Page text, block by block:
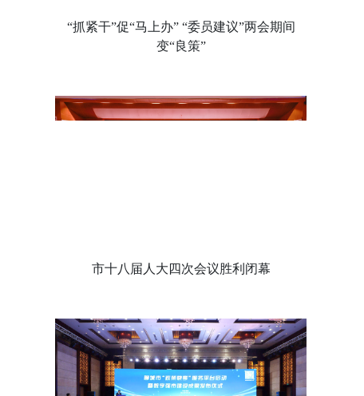
“抓紧干”促“马上办” “委员建议”两会期间
变“良策”
市十八届人大四次会议胜利闭幕